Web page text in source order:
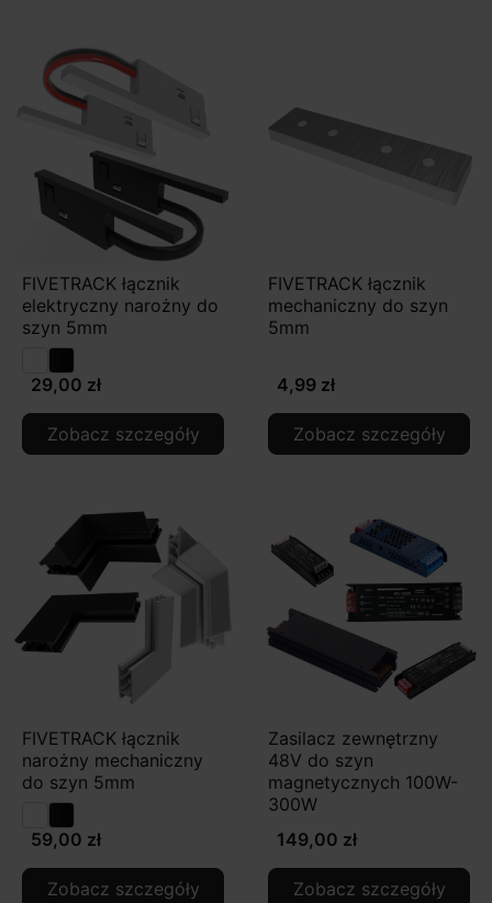
FIVETRACK łącznik
elektryczny narożny do
szyn 5mm
29,00 zł
Zobacz szczegóły
FIVETRACK łącznik
mechaniczny do szyn
5mm
4,99 zł
Zobacz szczegóły
FIVETRACK łącznik
narożny mechaniczny
do szyn 5mm
59,00 zł
Zobacz szczegóły
Zasilacz zewnętrzny
48V do szyn
magnetycznych 100W-
300W
149,00 zł
Zobacz szczegóły